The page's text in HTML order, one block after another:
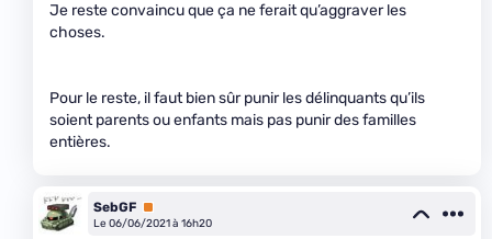
Je reste convaincu que ça ne ferait qu’aggraver les
choses.
Pour le reste, il faut bien sûr punir les délinquants qu’ils
soient parents ou enfants mais pas punir des familles
entières.
SebGF Premium
Le 06/06/2021 à 16h20